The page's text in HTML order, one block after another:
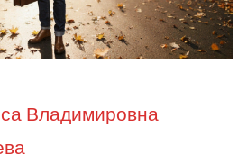
Владимировна